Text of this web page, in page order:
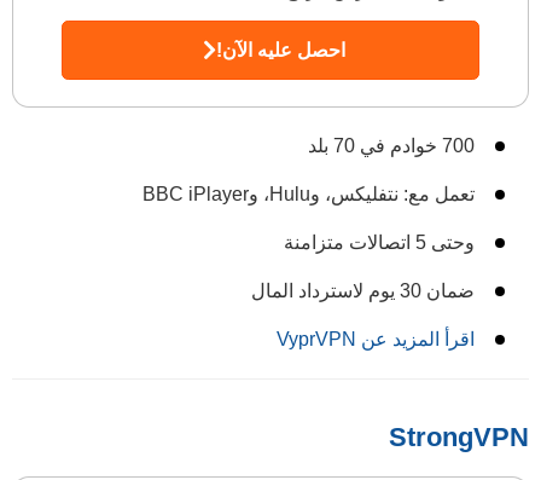
احصل عليه الآن!
700 خوادم في 70 بلد
تعمل مع: نتفليكس، وHulu، وBBC iPlayer
وحتى 5 اتصالات متزامنة
ضمان 30 يوم لاسترداد المال
اقرأ المزيد عن VyprVPN
StrongVPN